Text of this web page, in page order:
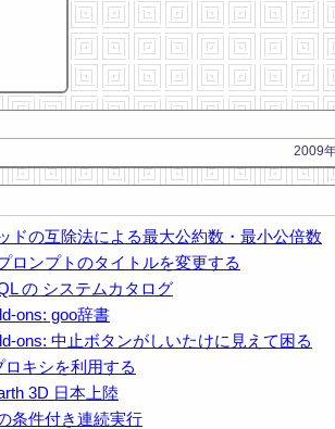
2009
ドの互除法による最大公約数・最小公倍数
ロンプトのタイトルを変更する
の システムカタログ
ons: goo辞書
ons: 中止ボタンがしいたけに見えて困る
ロキシを利用する
3D 日本上陸
条件付き連続実行